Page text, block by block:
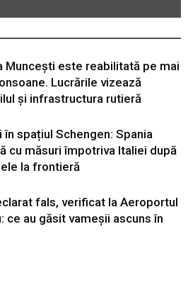
Muncești este reabilitată pe mai
Lucrările vizează
și infrastructura rutieră
în spațiul Schengen: Spania
cu măsuri împotriva Italiei după
la frontieră
fals, verificat la Aeroportul
ce au găsit vameșii ascuns în